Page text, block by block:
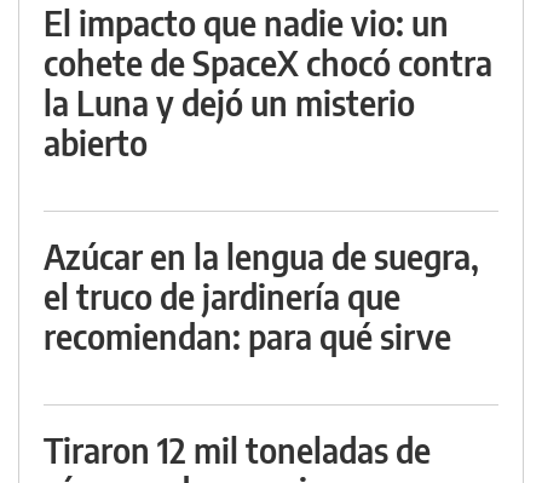
El impacto que nadie vio: un
cohete de SpaceX chocó contra
la Luna y dejó un misterio
abierto
Azúcar en la lengua de suegra,
el truco de jardinería que
recomiendan: para qué sirve
Tiraron 12 mil toneladas de